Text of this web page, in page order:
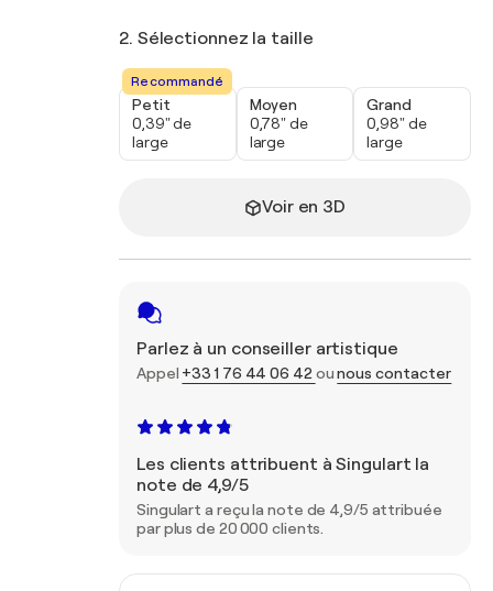
2. Sélectionnez la taille
Recommandé
Petit
0,39" de
large
Moyen
0,78" de
large
Grand
0,98" de
large
Voir en 3D
Parlez à un conseiller artistique
Appel +33 1 76 44 06 42 ounous contacter
Les clients attribuent à Singulart la
note de 4,9/5
Singulart a reçu la note de 4,9/5 attribuée
par plus de 20 000 clients.